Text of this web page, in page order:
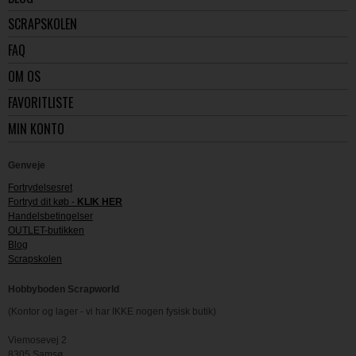
SCRAPSKOLEN
FAQ
OM OS
FAVORITLISTE
MIN KONTO
Genveje
Fortrydelsesret
Fortryd dit køb - KLIK HER
Handelsbetingelser
OUTLET-butikken
Blog
Scrapskolen
Hobbyboden Scrapworld
(Kontor og lager - vi har IKKE nogen fysisk butik)
Viemosevej 2